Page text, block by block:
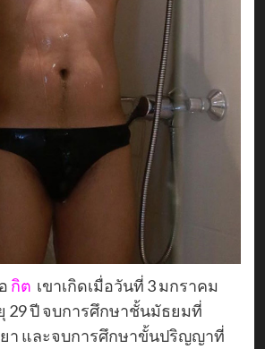
กิต เขาเกิดเมื่อวันที่ 3 มกราคม
29 ปี จบการศึกษาชั้นมัธยมที่
ยา และจบการศึกษาขั้นปริญญาที่